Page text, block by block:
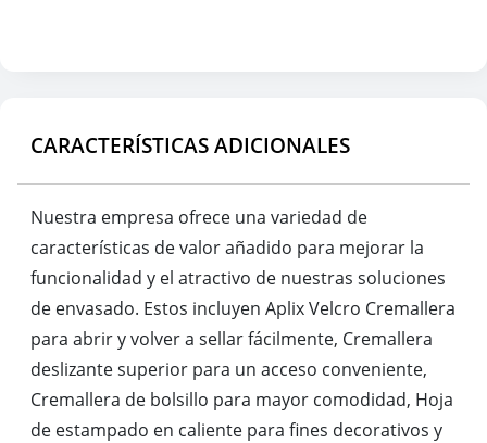
CARACTERÍSTICAS ADICIONALES
Nuestra empresa ofrece una variedad de
características de valor añadido para mejorar la
funcionalidad y el atractivo de nuestras soluciones
de envasado. Estos incluyen Aplix Velcro Cremallera
para abrir y volver a sellar fácilmente, Cremallera
deslizante superior para un acceso conveniente,
Cremallera de bolsillo para mayor comodidad, Hoja
de estampado en caliente para fines decorativos y